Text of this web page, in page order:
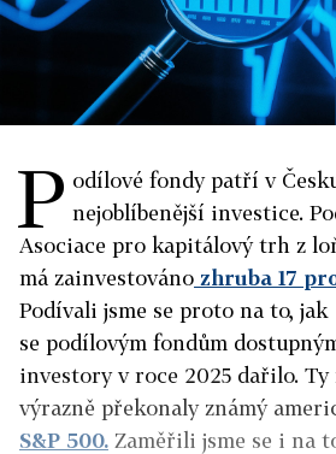
P odílové fondy patří v
nejoblíbenější investice.
Asociace pro kapitálový trh z
má zainvestováno zhruba 17
Podívali jsme se proto na to, jak
se podílovým fondům
investory v roce 2025 dařilo. Ty
výrazně překonaly známý
S&P 500. Zaměřili jsme se i na